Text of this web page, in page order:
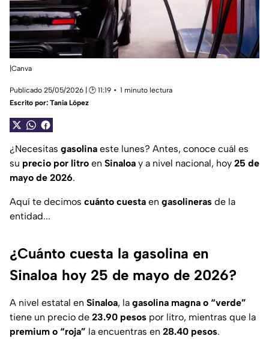
|Canva
Publicado 25/05/2026 | 🕑 11:19
1 minuto lectura
Escrito por: Tania López
¿Necesitas gasolina este lunes? Antes, conoce cuál es
su precio por litro en Sinaloa y a nivel nacional, hoy 25 de
mayo de 2026.
Aquí te decimos cuánto cuesta en gasolineras de la
entidad...
¿Cuánto cuesta la gasolina en
Sinaloa hoy 25 de mayo de 2026?
A nivel estatal en Sinaloa, la gasolina magna o “verde”
tiene un precio de 23.90 pesos por litro, mientras que la
premium o “roja” la encuentras en 28.40 pesos.